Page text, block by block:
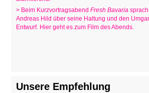
> Beim KurzvortragsabendFresh Bavaria
Andreas Hild über seine Haltung und den
Entwurf. Hier geht es zum Film des Abends.
Unsere Empfehlung